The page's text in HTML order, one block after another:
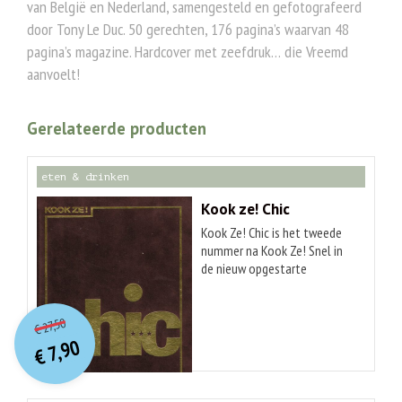
van België en Nederland, samengesteld en gefotografeerd
door Tony Le Duc. 50 gerechten, 176 pagina’s waarvan 48
pagina’s magazine. Hardcover met zeefdruk… die Vreemd
aanvoelt!
Gerelateerde producten
eten & drinken
Kook ze! Chic
Kook Ze! Chic is het tweede
nummer na Kook Ze! Snel in
de nieuw opgestarte
hobbykoks en professionele
koks. Ja, er zijn gerechten met
€27,50O
orspr
onkelijke
prijs
was:
€ 27,50.
€7,90
Huidige
prijs
is:
€ 7,90.